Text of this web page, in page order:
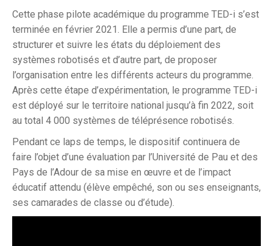
Cette phase pilote académique du programme TED-i s’est
terminée en février 2021. Elle a permis d’une part, de
structurer et suivre les états du déploiement des
systèmes robotisés et d’autre part, de proposer
l’organisation entre les différents acteurs du programme.
Après cette étape d’expérimentation, le programme TED-i
est déployé sur le territoire national jusqu’à fin 2022, soit
au total 4 000 systèmes de téléprésence robotisés.
Pendant ce laps de temps, le dispositif continuera de
faire l’objet d’une évaluation par l’Université de Pau et des
Pays de l’Adour de sa mise en œuvre et de l’impact
éducatif attendu (élève empêché, son ou ses enseignants,
ses camarades de classe ou d’étude).